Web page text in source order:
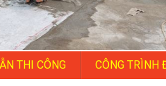
THI CÔNG CÔNG TRÌNH